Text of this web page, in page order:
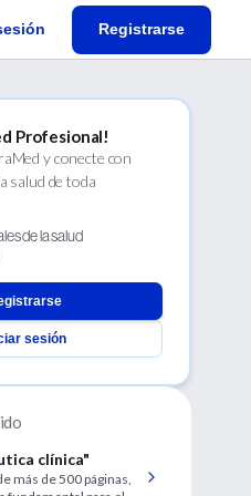
Registrarse
Profesional!
y conecte con
salud de toda
de la salud
sesión
clínica"
más de 500 páginas,